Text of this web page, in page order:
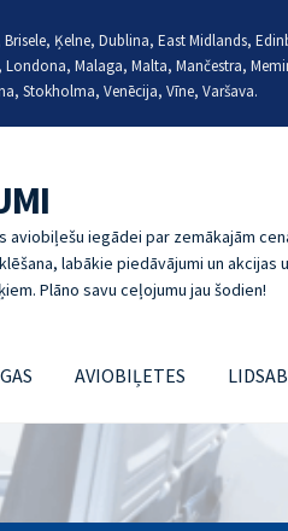
Ķelne, Dublina, East Midlands,
Malaga, Malta, Mančestra,
Stokholma, Venēcija, Vīne, Varšava.
aviobiļešu iegādei par zemākajām
labākie piedāvājumi un akcijas
Plāno savu ceļojumu jau šodien!
AVIOBIĻETES
LIDOJUMI, JAUTĀJUMI UN